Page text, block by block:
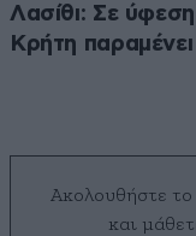
Λασίθι: Σε
Κρήτη
Ακολουθήστε το
και